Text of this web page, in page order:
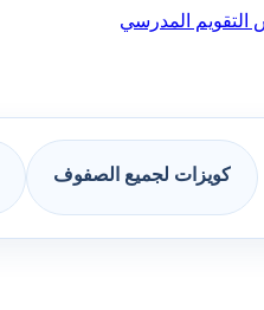
التقويم المدرسي
كويزات لجميع الصفوف